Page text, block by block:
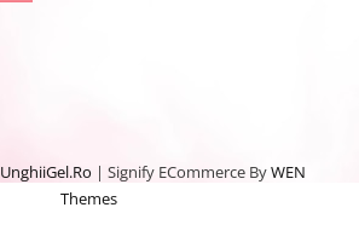
UnghiiGel.ro | Signify ECommerce ByWEN
Themes